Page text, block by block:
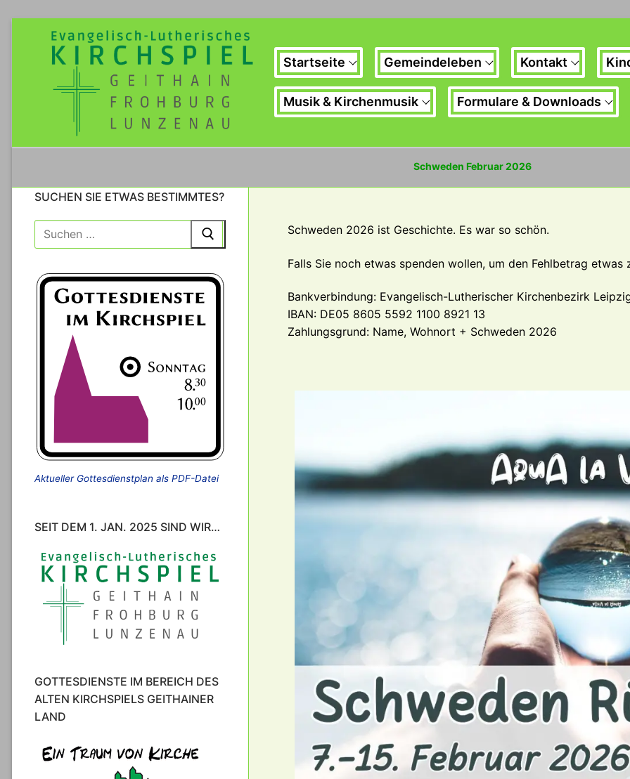
springen
Startseite Gemeindeleben Kontakt
Musik & Kirchenmusik Formulare & Downloads
Schweden Februar 2026
Schweden 2026 ist Geschichte. Es war so schön.
Falls Sie noch etwas spenden wollen, um den Fehlbetrag
Bankverbindung: Evangelisch-Lutherischer Kirchenbezirk
IBAN: DE05 8605 5592 1100 8921 13
Zahlungsgrund: Name, Wohnort + Schweden 2026
SUCHEN SIE ETWAS BESTIMMTES?
Suche
nach:
Aktueller Gottesdienstplan als PDF-Datei
SEIT DEM 1. JAN. 2025 SIND WIR…
GOTTESDIENSTE IM BEREICH DES
ALTEN KIRCHSPIELS GEITHAINER
LAND